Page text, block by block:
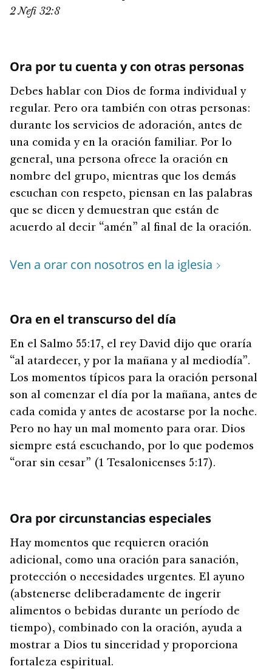
2 Nefi 32:8
Ora por tu cuenta y con otras personas
Debes hablar con Dios de forma individual y
regular. Pero ora también con otras personas:
durante los servicios de adoración, antes de
una comida y en la oración familiar. Por lo
general, una persona ofrece la oración en
nombre del grupo, mientras que los demás
escuchan con respeto, piensan en las palabras
que se dicen y demuestran que están de
acuerdo al decir “amén” al final de la oración.
Ven a orar con nosotros en la iglesia
Ora en el transcurso del día
En el Salmo 55:17, el rey David dijo que oraría
“al atardecer, y por la mañana y al mediodía”.
Los momentos típicos para la oración personal
son al comenzar el día por la mañana, antes de
cada comida y antes de acostarse por la noche.
Pero no hay un mal momento para orar. Dios
siempre está escuchando, por lo que podemos
“orar sin cesar” (1 Tesalonicenses 5:17).
Ora por circunstancias especiales
Hay momentos que requieren oración
adicional, como una oración para sanación,
protección o necesidades urgentes. El ayuno
(abstenerse deliberadamente de ingerir
alimentos o bebidas durante un período de
tiempo), combinado con la oración, ayuda a
mostrar a Dios tu sinceridad y proporciona
fortaleza espiritual.